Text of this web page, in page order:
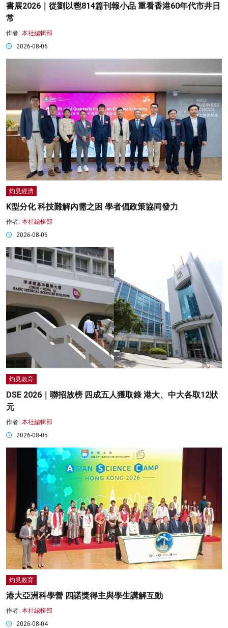
書展2026｜從劉以鬯814篇刊報小品 重看香港60年代市井日
常
作者: 本社編輯部
2026-08-06
灼見經濟
K型分化 科技難解內需之困 學者倡政策協同發力
作者: 本社編輯部
2026-08-06
灼見教育
DSE 2026｜聯招放榜 四成五人獲取錄 港大、中大各取12狀
元
作者: 本社編輯部
2026-08-05
灼見教育
港大亞洲科學營 四諾獎得主與學生講解互動
作者: 本社編輯部
2026-08-04